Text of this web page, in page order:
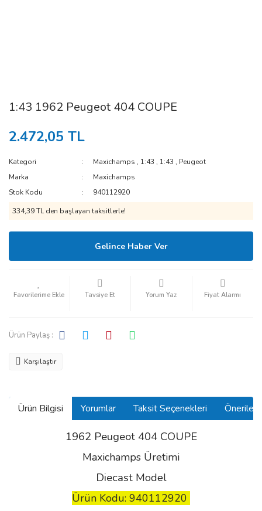
1:43 1962 Peugeot 404 COUPE
2.472,05 TL
Kategori Maxichamps , 1:43 , 1:43 , Peugeot
Marka
Maxichamps
Stok Kodu
940112920
334,39 TL den başlayan taksitlerle!
Gelince Haber Ver
Tavsiye Et Yorum Yaz Fiyat Alarmı
Ürün Paylaş :
Karşılaştır
Ürün Bilgisi Yorumlar Taksit Seçenekleri
1962 Peugeot 404 COUPE
Maxichamps Üretimi
Diecast Model
Ürün Kodu: 940112920